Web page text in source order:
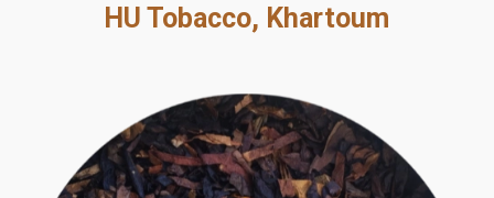
HU Tobacco, Khartoum